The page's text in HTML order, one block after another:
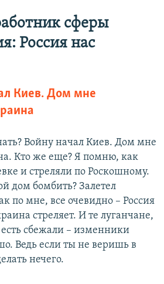
сферы
Россия нас
Киев. Дом мне
Войну начал Киев. Дом мне
Кто же еще? Я помню, как
и стреляли по Роскошному.
дом бомбить? Залетел
по мне, все очевидно – Россия
стреляет. И те луганчане,
сбежали – изменники
Ведь если ты не веришь в
нечего.